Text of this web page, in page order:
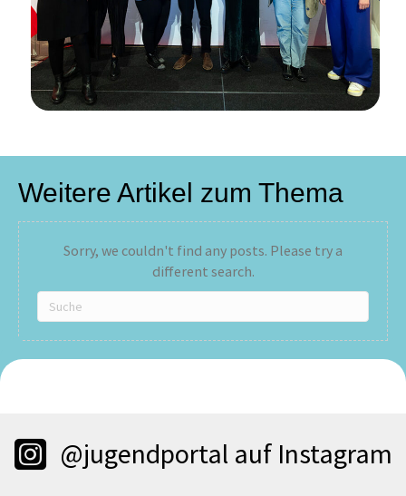
Weitere Artikel zum Thema
Sorry, we couldn't find any posts. Please try a
different search.
@jugendportal auf Instagram